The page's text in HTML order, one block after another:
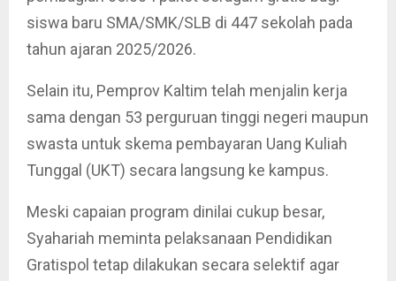
siswa baru SMA/SMK/SLB di 447 sekolah pada
tahun ajaran 2025/2026.
Selain itu, Pemprov Kaltim telah menjalin kerja
sama dengan 53 perguruan tinggi negeri maupun
swasta untuk skema pembayaran Uang Kuliah
Tunggal (UKT) secara langsung ke kampus.
Meski capaian program dinilai cukup besar,
Syahariah meminta pelaksanaan Pendidikan
Gratispol tetap dilakukan secara selektif agar